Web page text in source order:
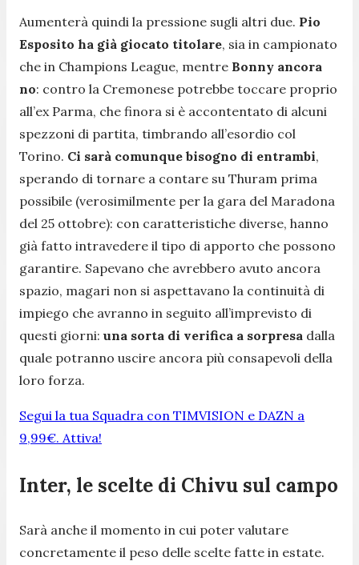
Aumenterà quindi la pressione sugli altri due. Pio
Esposito ha già giocato titolare, sia in campionato
che in Champions League, mentre Bonny ancora
no: contro la Cremonese potrebbe toccare proprio
all’ex Parma, che finora si è accontentato di alcuni
spezzoni di partita, timbrando all’esordio col
Torino. Ci sarà comunque bisogno di entrambi,
sperando di tornare a contare su Thuram prima
possibile (verosimilmente per la gara del Maradona
del 25 ottobre): con caratteristiche diverse, hanno
già fatto intravedere il tipo di apporto che possono
garantire. Sapevano che avrebbero avuto ancora
spazio, magari non si aspettavano la continuità di
impiego che avranno in seguito all’imprevisto di
questi giorni: una sorta di verifica a sorpresa dalla
quale potranno uscire ancora più consapevoli della
loro forza.
Segui la tua Squadra con TIMVISION e DAZN a
9,99€. Attiva!
Inter, le scelte di Chivu sul campo
Sarà anche il momento in cui poter valutare
concretamente il peso delle scelte fatte in estate.